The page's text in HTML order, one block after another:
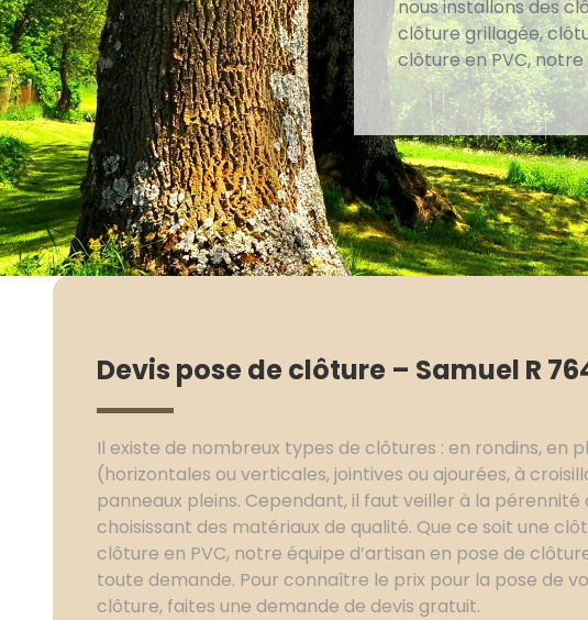
nous installons des
clôture grillagée,
clôture en PVC,
Devis pose de clôture – Samuel R
Il existe de nombreux types de clôtures : en rondins, en
(horizontales ou verticales, jointives ou ajourées, à
panneaux pleins. Cependant, il faut veiller à la
choisissant des matériaux de qualité. Que ce soit une
clôture en PVC, notre équipe d’artisan en pose de
toute demande. Pour connaître le prix pour la pose de
clôture, faites une demande de devis gratuit.